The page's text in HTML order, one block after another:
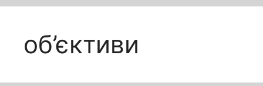
об’єктиви